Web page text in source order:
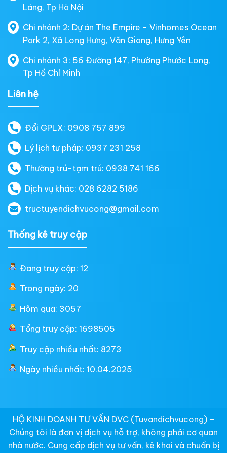
Láng, Tp Hà Nội
Chi nhánh 2: Dự án The Empire - Vinhomes Ocean
Park 2, Xã Long Hưng, Văn Giang, Hưng Yên
Chi nhánh 3: 56 Đường 147, Phường Phước Long,
Tp Hồ Chí Minh
Liên hệ
Đổi GPLX: 0908 757 899
Lý lịch tư pháp: 0937 231 258
Thường trú-tạm trú: 0938 741 166
Dịch vụ khác: 028 6282 5186
tructuyendichvucong@gmail.com
Thống kê truy cập
Đang truy cập: 12
Trong ngày: 20
Hôm qua: 3057
Tổng truy cập: 1698505
Truy cập nhiều nhất: 8273
Ngày nhiều nhất: 10.04.2025
HỘ KINH DOANH TƯ VẤN DVC (Tuvandichvucong) –
Chúng tôi là đơn vị dịch vụ hỗ trợ, không phải cơ quan
nhà nước. Cung cấp dịch vụ tư vấn, kê khai và chuẩn bị